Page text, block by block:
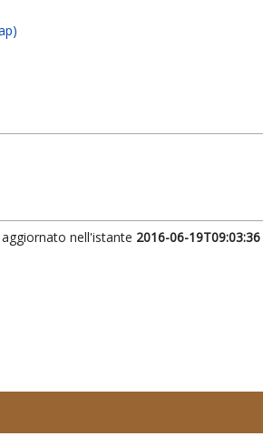
nell'istante 2016-06-19T09:03:36